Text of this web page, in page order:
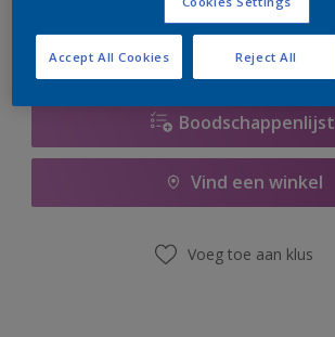
Boodschappenlijst
Vind een winkel
Voeg toe aan klus
Reject All
Accept All Cookies